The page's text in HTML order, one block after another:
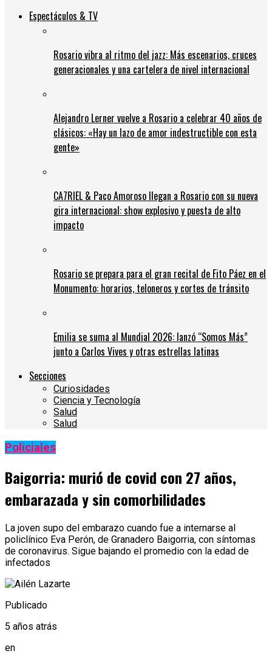
Espectáculos & TV
Rosario vibra al ritmo del jazz: Más escenarios, cruces
generacionales y una cartelera de nivel internacional
Alejandro Lerner vuelve a Rosario a celebrar 40 años de
clásicos: «Hay un lazo de amor indestructible con esta
gente»
CA7RIEL & Paco Amoroso llegan a Rosario con su nueva
gira internacional: show explosivo y puesta de alto
impacto
Rosario se prepara para el gran recital de Fito Páez en el
Monumento: horarios, teloneros y cortes de tránsito
Emilia se suma al Mundial 2026: lanzó “Somos Más”
junto a Carlos Vives y otras estrellas latinas
Secciones
Curiosidades
Ciencia y Tecnología
Salud
Salud
Policiales
Baigorria: murió de covid con 27 años,
embarazada y sin comorbilidades
La joven supo del embarazo cuando fue a internarse al
policlínico Eva Perón, de Granadero Baigorria, con síntomas
de coronavirus. Sigue bajando el promedio con la edad de
infectados
Publicado
5 años atrás
en